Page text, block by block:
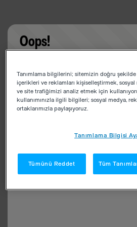
Oops!
app
Tanımlama bilgilerini; sitemizin doğru şekilde
içerikleri ve reklamları kişiselleştirmek,
ve site trafiğimizi analiz etmek için
kullanımınızla ilgili bilgileri; sosyal medya,
ortaklarımızla paylaşıyoruz.
Tanımlama Bilgisi
Tümünü Reddet Tüm